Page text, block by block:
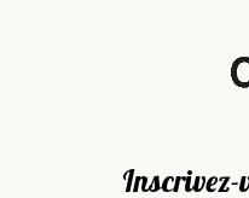
Inscrivez-